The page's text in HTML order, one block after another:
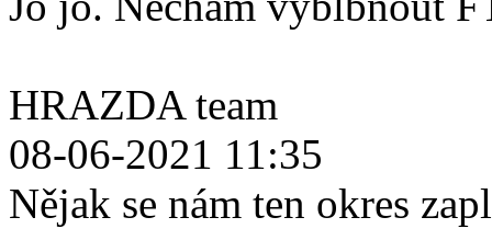
HRAZDA team
08-06-2021 11:35
Nějak se nám ten okres